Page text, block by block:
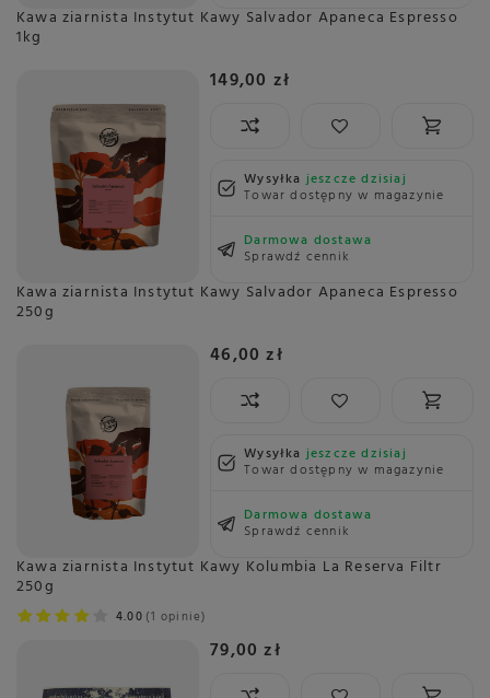
Kawa ziarnista Instytut Kawy Salvador Apaneca Espresso
1kg
149,00 zł
Wysyłkajeszcze dzisiaj
Towar dostępny w magazynie
Darmowa dostawa
Sprawdź cennik
Kawa ziarnista Instytut Kawy Salvador Apaneca Espresso
250g
46,00 zł
Wysyłkajeszcze dzisiaj
Towar dostępny w magazynie
Darmowa dostawa
Sprawdź cennik
Kawa ziarnista Instytut Kawy Kolumbia La Reserva Filtr
250g
4.00 1 opinie
79,00 zł